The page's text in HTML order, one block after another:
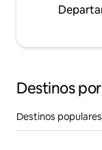
Destinos
Destinos